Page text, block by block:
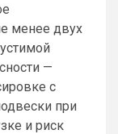
менее двух
—
с
при
и риск